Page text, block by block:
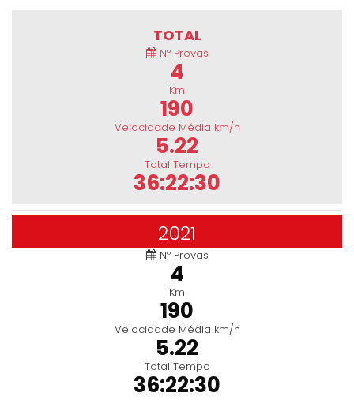
TOTAL
Nº Provas
4
Km
190
Velocidade Média km/h
5.22
Total Tempo
36:22:30
2021
Nº Provas
4
Km
190
Velocidade Média km/h
5.22
Total Tempo
36:22:30